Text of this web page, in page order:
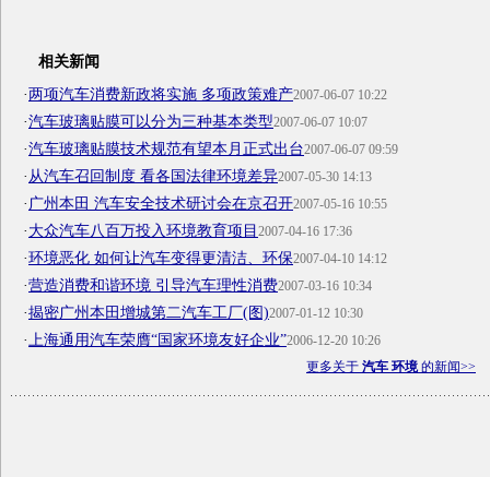
相关新闻
·两项汽车消费新政将实施 多项政策难产2007-06-07 10:22
·汽车玻璃贴膜可以分为三种基本类型2007-06-07 10:07
·汽车玻璃贴膜技术规范有望本月正式出台2007-06-07 09:59
· 从汽车召回制度 看各国法律环境差异2007-05-30 14:13
· 广州本田 汽车安全技术研讨会在京召开2007-05-16 10:55
·大众汽车八百万投入环境教育项目 2007-04-16 17:36
·环境恶化 如何让汽车变得更清洁、环保2007-04-10 14:12
·营造消费和谐环境 引导汽车理性消费2007-03-16 10:34
·揭密广州本田增城第二汽车工厂(图)2007-01-12 10:30
· 上海通用汽车荣膺“国家环境友好企业”2006-12-20 10:26
更多关于 汽车 环境的新闻>>